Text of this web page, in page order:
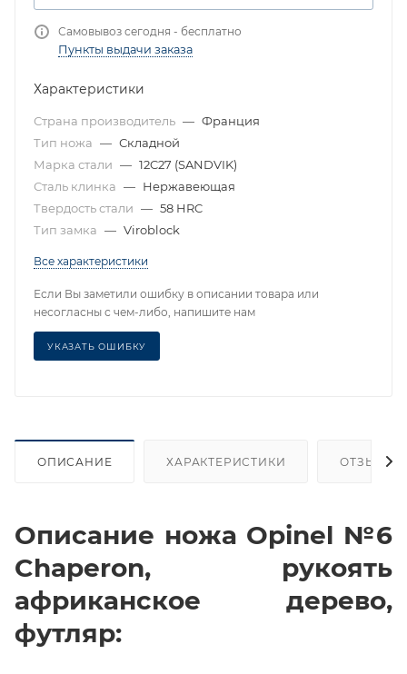
Самовывоз сегодня - бесплатно
Пункты выдачи заказа
Характеристики
Страна производитель — Франция
Тип ножа — Складной
Марка стали — 12C27 (SANDVIK)
Сталь клинка — Нержавеющая
Твердость стали — 58 HRC
Тип замка — Viroblock
Все характеристики
Если Вы заметили ошибку в описании товара или
несогласны с чем-либо, напишите нам
УКАЗАТЬ ОШИБКУ
ОПИСАНИЕ ХАРАКТЕРИСТИКИ ОТЗЫВЫ
Описание ножа Opinel №6
Chaperon, рукоять
африканское дерево,
футляр: